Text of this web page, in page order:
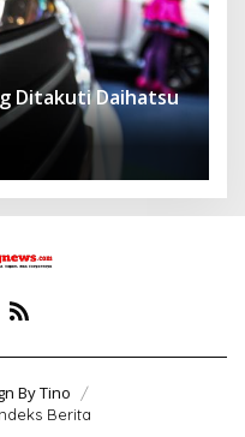
Ditakuti Daihatsu
By Tino
Berita